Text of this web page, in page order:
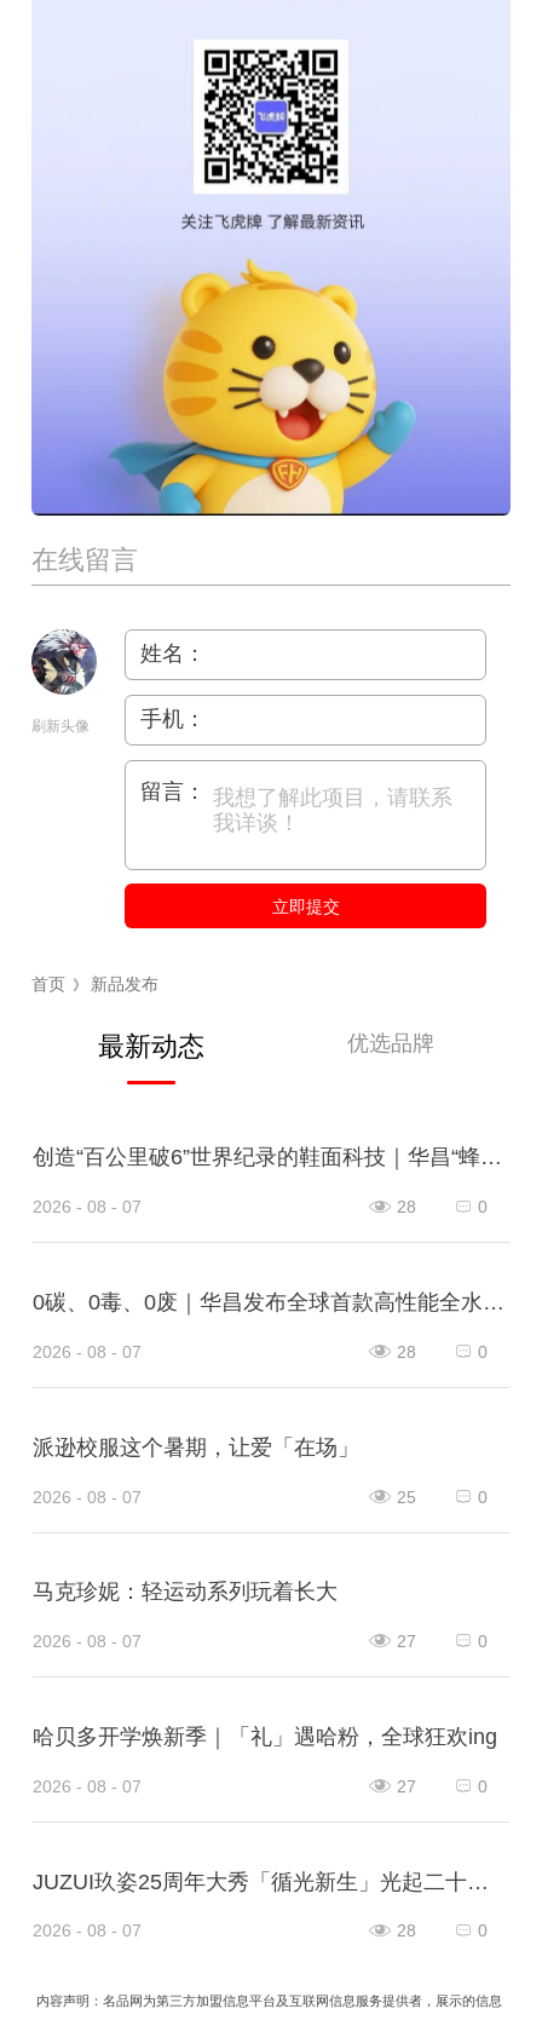
在线留言
刷新头像
姓名：
手机：
留言：
立即提交
首页 》 新品发布
最新动态 优选品牌
创造“百公里破6”世界纪录的鞋面科技｜华昌“蜂鸟翼网纱”定义极致轻量
2026 - 08 - 07 0
28
0碳、0毒、0废｜华昌发布全球首款高性能全水性鞋革“三零生态皮”
2026 - 08 - 07 0
28
派逊校服这个暑期，让爱「在场」
2026 - 08 - 07 0
25
马克珍妮：轻运动系列玩着长大
2026 - 08 - 07 0
27
哈贝多开学焕新季｜「礼」遇哈粉，全球狂欢ing
2026 - 08 - 07 0
27
JUZUI玖姿25周年大秀「循光新生」光起二十五载，共启新生优雅
2026 - 08 - 07 0
28
内容声明：名品网为第三方加盟信息平台及互联网信息服务提供者，展示的信息